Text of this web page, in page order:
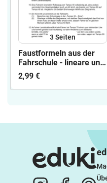
3 Seiten
Faustformeln aus der
Fahrschule - lineare und
quadratische Funktionen
2,99 €